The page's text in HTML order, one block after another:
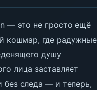
— это не просто ещё
кошмар, где радужные
душу
лица заставляет
без следа — и теперь,